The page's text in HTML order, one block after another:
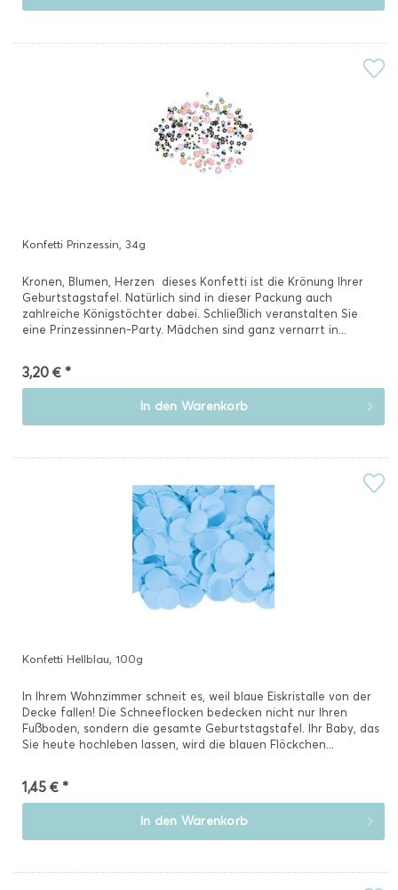
Konfetti Prinzessin, 34g
Kronen, Blumen, Herzen  dieses Konfetti ist die Krönung Ihrer
Geburtstagstafel. Natürlich sind in dieser Packung auch
zahlreiche Königstöchter dabei. Schließlich veranstalten Sie
eine Prinzessinnen-Party. Mädchen sind ganz vernarrt in...
3,20 € *
In den Warenkorb
Konfetti Hellblau, 100g
In Ihrem Wohnzimmer schneit es, weil blaue Eiskristalle von der
Decke fallen! Die Schneeflocken bedecken nicht nur Ihren
Fußboden, sondern die gesamte Geburtstagstafel. Ihr Baby, das
Sie heute hochleben lassen, wird die blauen Flöckchen...
1,45 € *
In den Warenkorb